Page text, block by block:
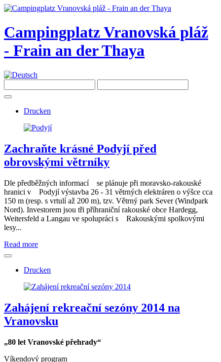
Campingplatz Vranovská pláž
- Frain an der Thaya
Drucken
Zachraňte krásné Podyjí před
obrovskými větrníky
Dle předběžných informací se plánuje při moravsko-rakouské
hranici v Podyjí výstavba 26 - 31 větrných elektráren o výšce cca
150 m (resp. s vrtulí až 200 m), tzv. Větrný park Sever (Windpark
Nord). Investorem jsou tři příhraniční rakouské obce Hardegg,
Weitersfeld a Langau ve spolupráci s Rakouskými spolkovými
lesy...
Read more
Drucken
Zahájení rekreační sezóny 2014 na
Vranovsku
„80 let Vranovské přehrady“
Víkendový program